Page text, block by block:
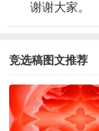
谢谢大家。
竞选稿图文推荐